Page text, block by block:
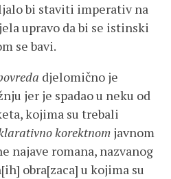
bi staviti imperativ na
upravo da bi se istinski
se bavi.
djelomično je
jer je spadao u neku od
kojima su trebali
korektnom javnom
najave romana, nazvanog
obra[zaca] u kojima su